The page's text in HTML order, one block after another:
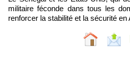
militaire féconde dans tous les
renforcer la stabilité et la sécurité en